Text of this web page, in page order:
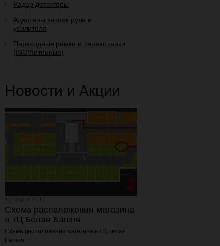
Радар детекторы
Адаптеры кнопок руля и
усилителя
Переходные рамки и переходники
(ISO/Антенные)
Новости и Акции
Схема расположения магазина
в тЦ Белая Башня
Схема расположения магазина в тЦ Белая
Башня